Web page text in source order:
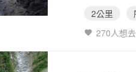
2公里
270人想去